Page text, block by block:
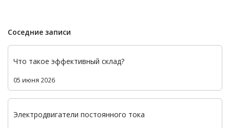
Соседние записи
Что такое эффективный склад?
05 июня 2026
Электродвигатели постоянного тока